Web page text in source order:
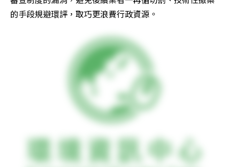
的手段規避環評，取巧更浪費行政資源。